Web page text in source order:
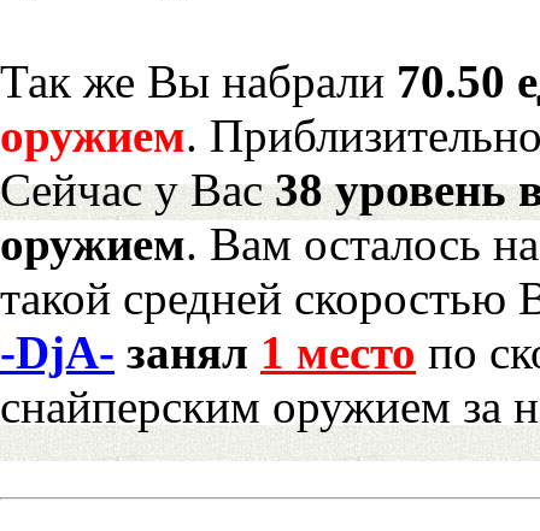
Так же Вы набрали 70.50
оружием.
Сейчас у Вас38 уровень
оружием. Вам осталось
такой средней скоростью
-DjA- занял 1 место по
снайперским оружием за